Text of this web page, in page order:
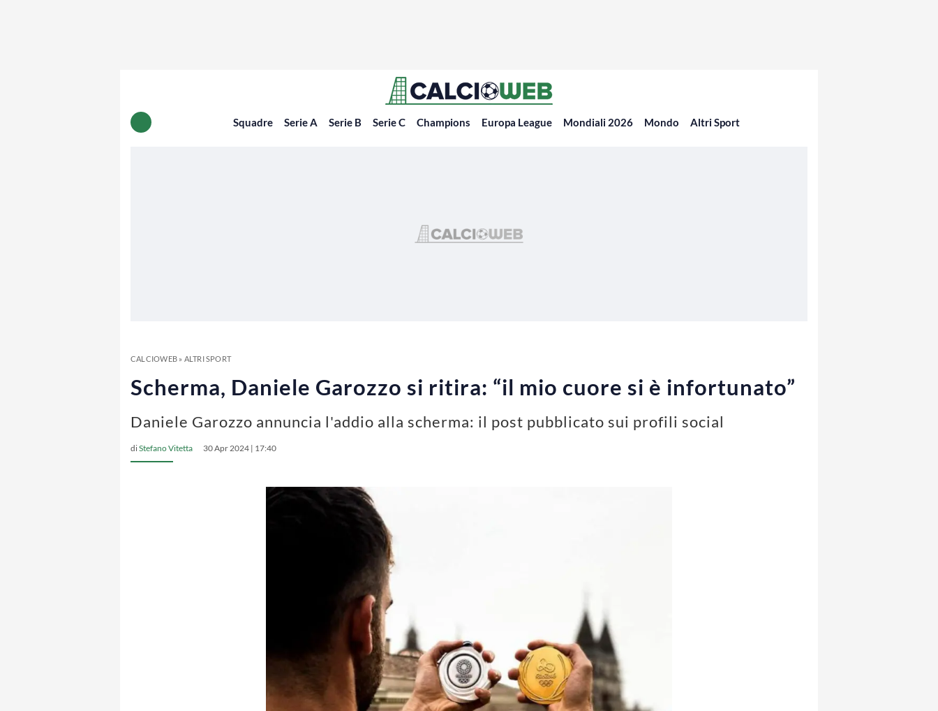
Squadre Serie A Serie B Serie C Champions Europa League Mondiali 2026 Mondo Altri Sport
CALCIOWEB» ALTRI SPORT
Scherma, Daniele Garozzo si ritira: “il mio cuore si è infortunato”
Daniele Garozzo annuncia l'addio alla scherma: il post pubblicato sui profili social
diStefano Vitetta 30 Apr 2024 | 17:40